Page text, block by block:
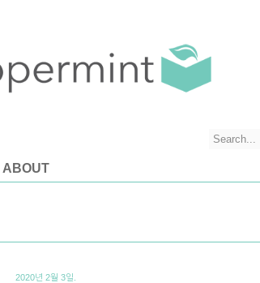
ABOUT
2020년 2월 3일.